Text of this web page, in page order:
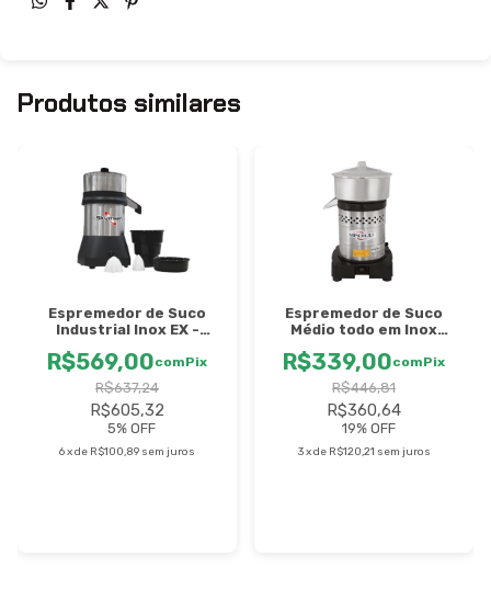
Produtos similares
Espremedor de Suco
Industrial Inox EX -
R$605,32
R$637,24
5% OFF
6xde R$100,89 sem juros
R$569,00comPix
Espremedor de Suco
Médio todo em Inox
R$360,64
R$446,81
19% OFF
3 xde R$120,21 sem juros
R$339,00comPix